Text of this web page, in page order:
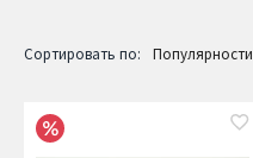
Сортировать по: Популярности